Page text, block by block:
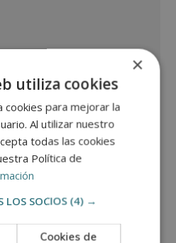
FORMACIÓN DE POSTGRADO, S.L., CIF:
Vives, 5, Bloque 1 - Bajo C, 43481, La
la información que nos facilita con el
de tipo comercial relacionado con
tipo de productos que fueran de su
identificándose suficientemente,
(vía telefónica y/o email):
×
utiliza cookies
cookies para mejorar la
Al utilizar nuestro
todas las cookies
Política de
LOS SOCIOS (4) →
Cookies de